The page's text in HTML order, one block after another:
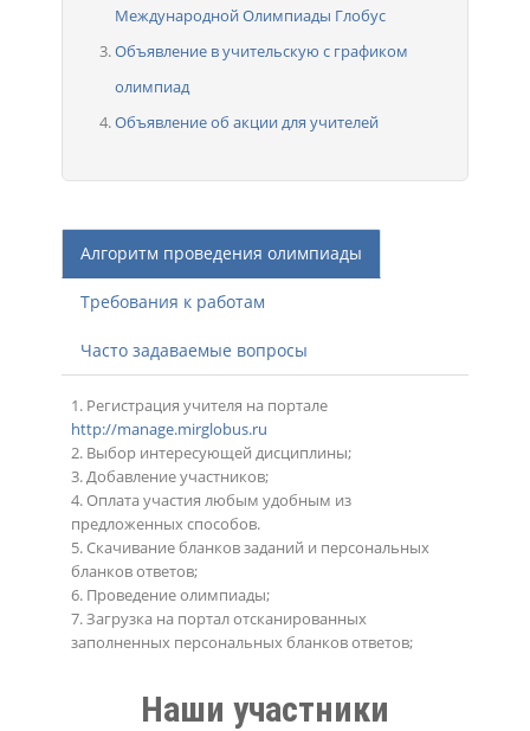
Международной Олимпиады Глобус
Объявление в учительскую с графиком
олимпиад
Объявление об акции для учителей
Алгоритм проведения олимпиады
Требования к работам
Часто задаваемые вопросы
1. Регистрация учителя на портале
http://manage.mirglobus.ru
2. Выбор интересующей дисциплины;
3. Добавление участников;
4. Оплата участия любым удобным из
предложенных способов.
5. Скачивание бланков заданий и персональных
бланков ответов;
6. Проведение олимпиады;
7. Загрузка на портал отсканированных
заполненных персональных бланков ответов;
Наши участники